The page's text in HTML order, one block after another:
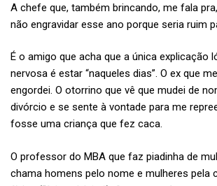
A chefe que, também brincando, me fala
não engravidar esse ano porque seria ruim
É o amigo que acha que a única explicação
nervosa é estar “naqueles dias”. O ex que
engordei. O otorrino que vê que mudei de
divórcio e se sente à vontade para me
fosse uma criança que fez caca.
O professor do MBA que faz piadinha de
chama homens pelo nome e mulheres pela